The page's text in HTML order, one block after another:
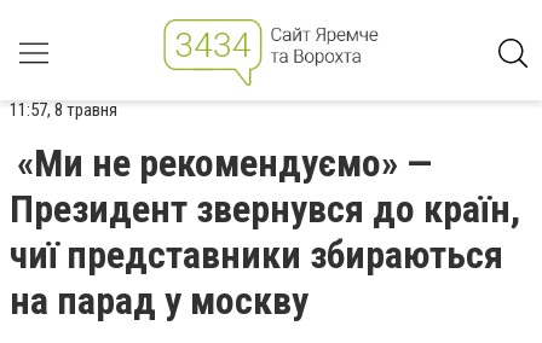
11:57, 8 травня
«Ми не рекомендуємо» —
Президент звернувся до країн,
чиї представники збираються
на парад у москву